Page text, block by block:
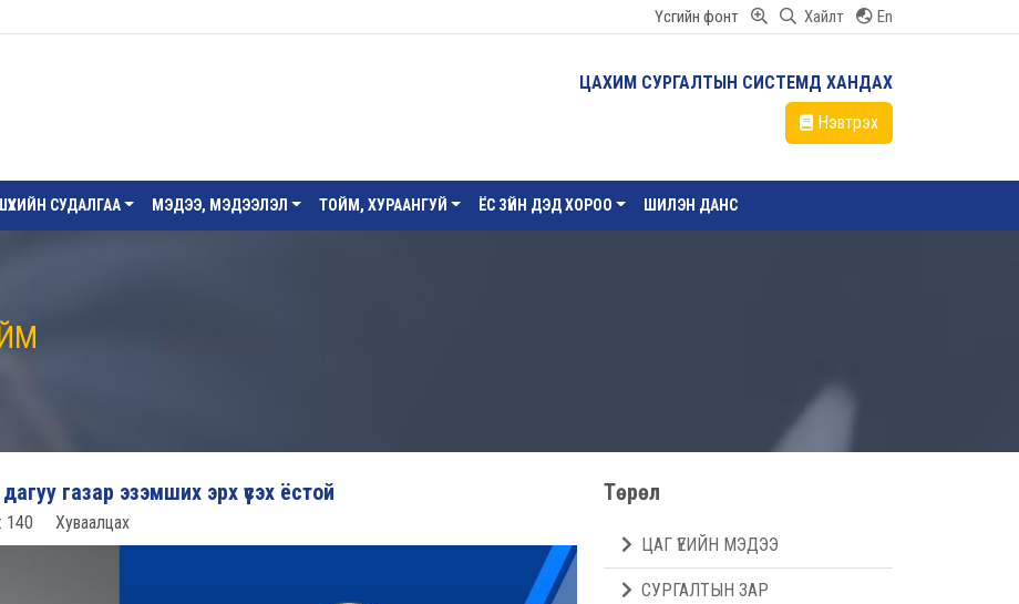
Үсгийн фонт Хайлт En
ЦАХИМ СУРГАЛТЫН СИСТЕМД ХАНДАХ
Нэвтрэх
СУДАЛГАА МЭДЭЭ, МЭДЭЭЛЭЛ ТОЙМ, ХУРААНГУЙ ЁС ЗҮЙН ДЭД ХОРОО ШИЛЭН ДАНС
газар эзэмших эрх үүсэх ёстой
140 Хуваалцах
Төрөл
ЦАГ ҮЕИЙН МЭДЭЭ
СУРГАЛТЫН ЗАР